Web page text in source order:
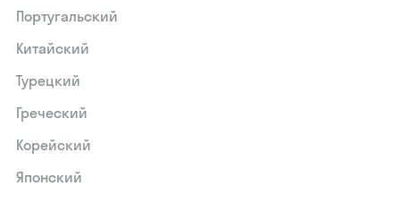
Португальский
Китайский
Турецкий
Греческий
Корейский
Японский